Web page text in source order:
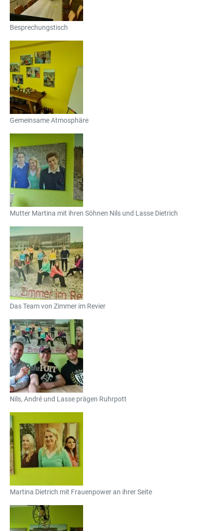
Besprechungstisch
Gemeinsame Atmosphäre
Mutter Martina mit ihren Söhnen Nils und Lasse Dietrich
Das Team von Zimmer im Revier
Nils, André und Lasse prägen Ruhrpott
Martina Dietrich mit Frauenpower an ihrer Seite